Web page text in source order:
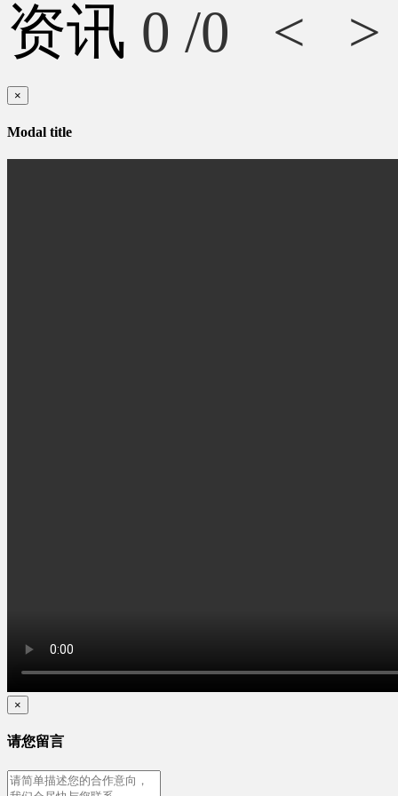
资讯 0 /0 < >
×
Modal title
×
请您留言